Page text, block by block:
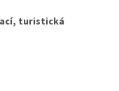
turistická